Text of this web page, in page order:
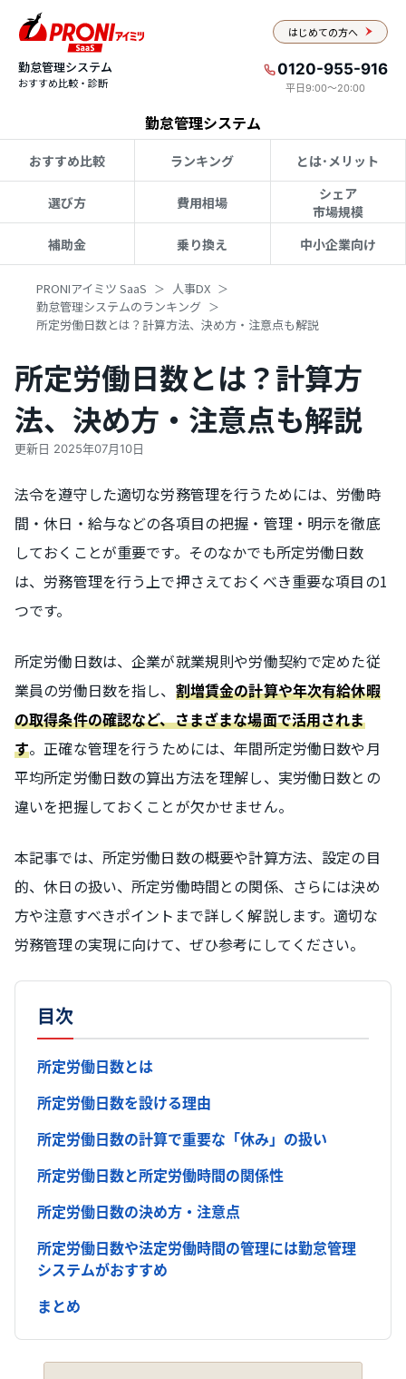
はじめての方へ
勤怠管理システム
おすすめ比較・診断
0120-955-916
平日9:00〜20:00
勤怠管理システム
おすすめ比較 ランキング とは･メリット
選び方 費用相場
シェア
市場規模
補助金
乗り換え 中小企業向け
PRONIアイミツ SaaS
人事DX
勤怠管理システムのランキング
所定労働日数とは？計算方法、決め方・注意点も解説
所定労働日数とは？計算方
法、決め方・注意点も解説
更新日 2025年07月10日
法令を遵守した適切な労務管理を行うためには、労働時
間・休日・給与などの各項目の把握・管理・明示を徹底
しておくことが重要です。そのなかでも所定労働日数
は、労務管理を行う上で押さえておくべき重要な項目の1
つです。
所定労働日数は、企業が就業規則や労働契約で定めた従
業員の労働日数を指し、 割増賃金の計算や年次有給休暇
の取得条件の確認など、さまざまな場面で活用されま
す。正確な管理を行うためには、年間所定労働日数や月
平均所定労働日数の算出方法を理解し、実労働日数との
違いを把握しておくことが欠かせません。
本記事では、所定労働日数の概要や計算方法、設定の目
的、休日の扱い、所定労働時間との関係、さらには決め
方や注意すべきポイントまで詳しく解説します。適切な
労務管理の実現に向けて、ぜひ参考にしてください。
目次
所定労働日数とは
所定労働日数を設ける理由
所定労働日数の計算で重要な「休み」の扱い
所定労働日数と所定労働時間の関係性
所定労働日数の決め方・注意点
所定労働日数や法定労働時間の管理には勤怠管理
システムがおすすめ
まとめ